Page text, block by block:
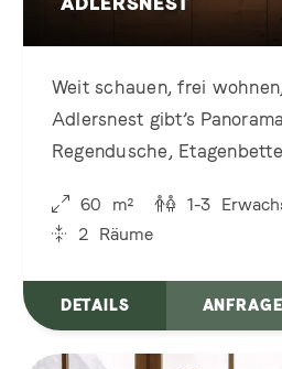
Weit schauen, frei
Adlersnest gibt’s
Regendusche,
Ausblick – hell, offen,
1-3
60
m²
2 Räume
DETAILS